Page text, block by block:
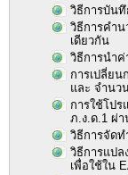
วิธีการบันทึ
วิธีการคำ
เดียวกัน
วิธีการนำ
การเปลี่ย
และ จำนว
การใช้โปร
ภ.ง.ด.1 ผ่า
วิธีการจัดท
วิธีการแปล
เพื่อใช้ใน